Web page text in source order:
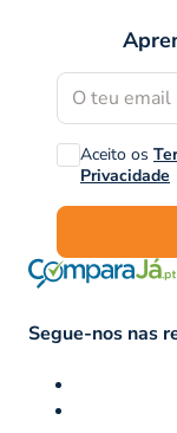
Aceito os
Privacidade
Segue-nos nas